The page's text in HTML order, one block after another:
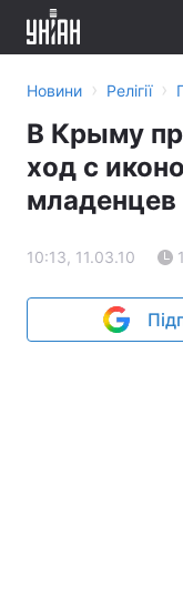
Новини › Релігії ›
В Крыму
ход с
младенцев
10:13, 11.03.10